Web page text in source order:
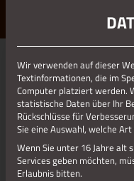
ERLEBE
Wir verwenden auf dieser
Textinformationen, die im
Computer platziert werden.
statistische Daten über Ihr
Rückschlüsse für
Sie eine Auswahl, welche
Wenn Sie unter 16 Jahre alt
Services geben möchten,
Erlaubnis bitten.